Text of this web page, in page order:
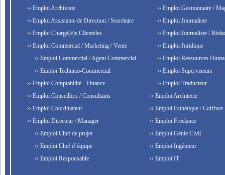
›› Emploi Archiviste
›› Emploi Assistante de Direction / Secrétaire
›› Emploi Chargé(e)s Clientèles
›› Emploi Commercial / Marketing / Vente
›› Emploi Commercial / Agent Commercial
›› Emploi Technico-Commercial
›› Emploi Comptabilité - Finance
›› Emploi Conseillers / Consultants
›› Emploi Coordinateur
›› Emploi Directeur / Manager
›› Emploi Chef de projet
›› Emploi Chef d’équipe
›› Emploi Responsable
›› Emploi Gestionnaire /
›› Emploi Journaliste
›› Emploi Journaliste /
›› Emploi Juridique
›› Emploi Ressources
›› Emploi Superviseurs
›› Emploi Traducteur
›› Emploi Architecte
›› Emploi Esthétique / Coiffure
›› Emploi Freelance
›› Emploi Génie Civil
›› Emploi Ingénieur
›› Emploi IT